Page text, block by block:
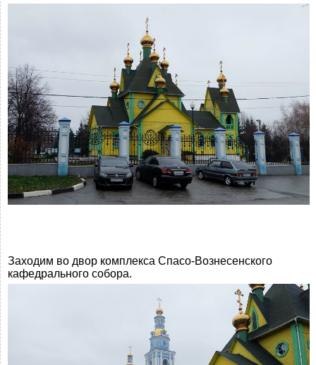
Заходим во двор комплекса Спасо-Вознесенского
кафедрального собора.